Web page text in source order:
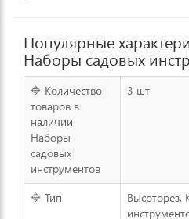
Популярные
Наборы садовых
🔷 Количество
товаров в
наличии
Наборы
садовых
инструментов
3 шт
🔷 Тип
Высоторез,